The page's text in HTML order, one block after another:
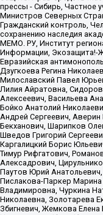
прессы - Сибирь, Частное
Министров Северных
Гражданский контроль,
сохранению наследия
МЕМО. РУ, Институт
Информации, Экозащита!-
Евразийская
Дзугкоева Регина
Милославский Павел
Лилия Айратовна,
Алексеевич, Васильева
Бойко Анатолий
Андрей Сергеевич,
Бекханович, Шарипков
Шведов Григорий
Каргалицкий Борис
Тимур Рифгатович,
Алексадрович,
Паутов Юрий
Пислакова-Паркер Марина
Владимировна, Чуркина
Николаевна, Золотарева
Збигневич, Жемкова